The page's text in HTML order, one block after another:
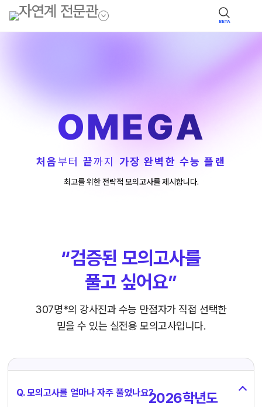
BETA
OMEGA
처음부터끝까지 가장 완벽한 수능 플랜
최고를 위한 전략적 모의고사를 제시합니다.
“검증된 모의고사를
풀고 싶어요”
307명*의 강사진과 수능 만점자가직접 선택한
믿을 수 있는 실전용 모의고사입니다.
2026학년도
Q. 모의고사를 얼마나 자주 풀었나요?